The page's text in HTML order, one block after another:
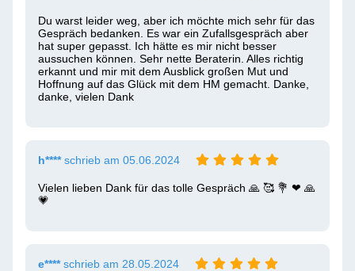
Du warst leider weg, aber ich möchte mich sehr für das
Gespräch bedanken. Es war ein Zufallsgespräch aber
hat super gepasst. Ich hätte es mir nicht besser
aussuchen können. Sehr nette Beraterin. Alles richtig
erkannt und mir mit dem Ausblick großen Mut und
Hoffnung auf das Glück mit dem HM gemacht. Danke,
danke, vielen Dank
h****schrieb am 05.06.2024
Vielen lieben Dank für das tolle Gespräch 🙏 🥰 💐 ❤ ️🙏
💗
e****schrieb am 28.05.2024